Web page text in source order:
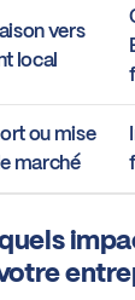
vers
local
ou mise
marché